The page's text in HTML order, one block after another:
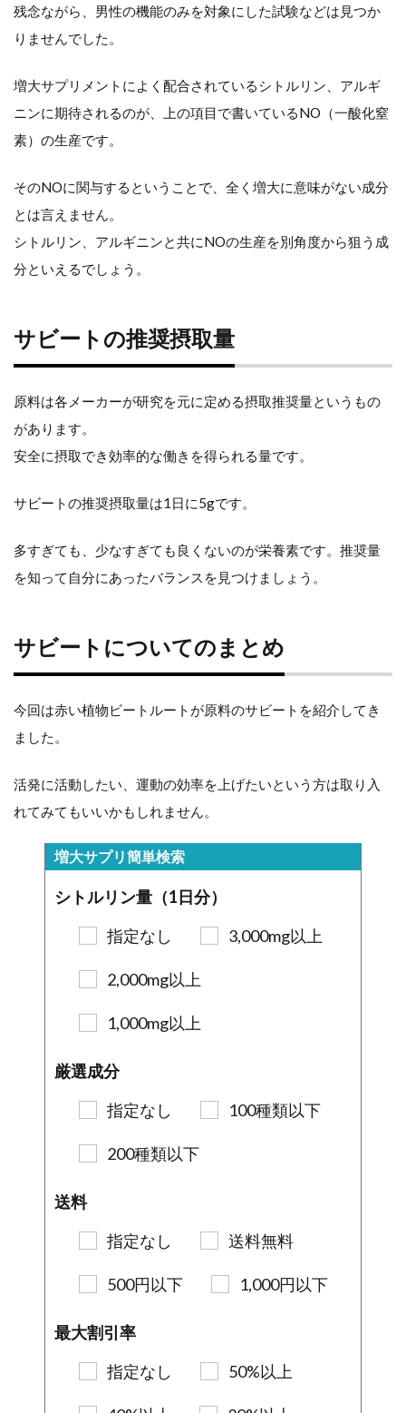
残念ながら、男性の機能のみを対象にした試験などは見つか
りませんでした。
増大サプリメントによく配合されているシトルリン、アルギ
ニンに期待されるのが、上の項目で書いているNO（一酸化窒
素）の生産です。
そのNOに関与するということで、全く増大に意味がない成分
とは言えません。
シトルリン、アルギニンと共にNOの生産を別角度から狙う成
分といえるでしょう。
サビートの推奨摂取量
原料は各メーカーが研究を元に定める摂取推奨量というもの
があります。
安全に摂取でき効率的な働きを得られる量です。
サビートの推奨摂取量は1日に5gです。
多すぎても、少なすぎても良くないのが栄養素です。推奨量
を知って自分にあったバランスを見つけましょう。
サビートについてのまとめ
今回は赤い植物ビートルートが原料のサビートを紹介してき
ました。
活発に活動したい、運動の効率を上げたいという方は取り入
れてみてもいいかもしれません。
増大サプリ簡単検索
シトルリン量（1日分）
指定なし
3,000mg以上
2,000mg以上
1,000mg以上
厳選成分
指定なし
100種類以下
200種類以下
送料
指定なし
送料無料
500円以下 1,000円以下
最大割引率
指定なし
50%以上